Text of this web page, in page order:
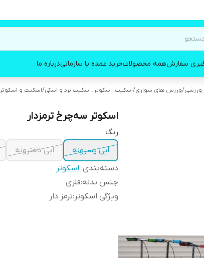
سفارشهمه محصولاتخرید عمده یا سازمانیدرباره ما
ورزشی/ورزش های سواری/اسکیت، اسکوتر، اسکیت برد و اسکی/اسکیت و اسکوتر
اسکوتر سه‌چرخ ترمزدار
رنگ
ابی پسرونه
ابی دخترونه
دسته‌بندی: اسکوتر
جنس بدنه:فلزی
ویژگی اسکوتر :ترمز دار